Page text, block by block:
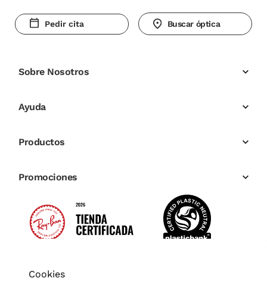
Pedir cita Buscar óptica
Sobre Nosotros
Ayuda
Productos
Promociones
Cookies